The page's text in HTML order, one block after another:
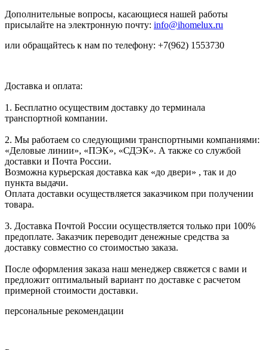
Дополнительные вопросы, касающиеся нашей работы
присылайте на электронную почту: info@ihomelux.ru
или обращайтесь к нам по телефону: +7(962) 1553730
Доставка и оплата:
1. Бесплатно осуществим доставку до терминала
транспортной компании.
2. Мы работаем со следующими транспортными компаниями:
«Деловые линии», «ПЭК», «СДЭК». А также со службой
доставки и Почта России.
Возможна курьерская доставка как «до двери» , так и до
пункта выдачи.
Оплата доставки осуществляется заказчиком при получении
товара.
3. Доставка Почтой России осуществляется только при 100%
предоплате. Заказчик переводит денежные средства за
доставку совместно со стоимостью заказа.
После оформления заказа наш менеджер свяжется с вами и
предложит оптимальный вариант по доставке с расчетом
примерной стоимости доставки.
персональные рекомендации